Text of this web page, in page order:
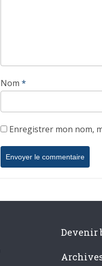
Nom *
Enregistrer mon nom,
Devenir